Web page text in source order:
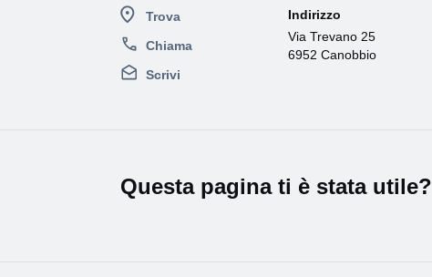
Trova
Chiama
Scrivi
Indirizzo
Via Trevano 25
6952 Canobbio
Questa pagina ti è stata utile?